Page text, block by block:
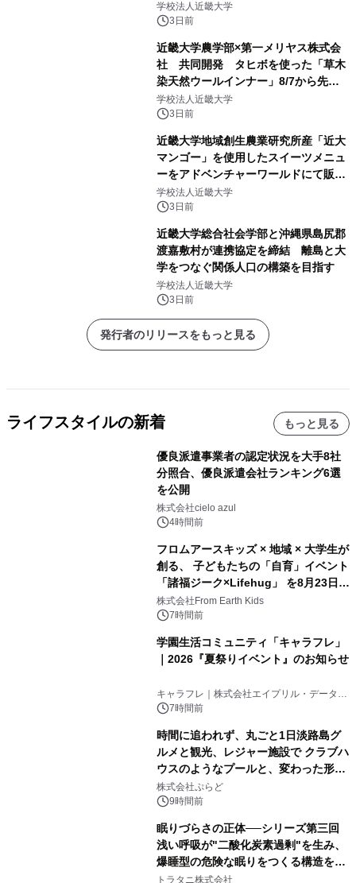
学校法人近畿大学
3日前
近畿大学農学部×第一メリヤス株式会
社 共同開発 タヒボを使った「草木
染天然ウールインナー」8/7から先行
販売
学校法人近畿大学
3日前
近畿大学地域創生農業研究所産「近大
マンゴー」を使用したスイーツメニュ
ーをアドベンチャーワールドにて販売
します パークでしか味わえない期間
限定スイーツを楽しんで♪
学校法人近畿大学
3日前
近畿大学総合社会学部と沖縄県島尻郡
渡嘉敷村が連携協定を締結 離島と大
学をつなぐ関係人口の構築を目指す
学校法人近畿大学
3日前
発行者のリリースをもっと見る
ライフスタイルの新着 もっと見る
優良派遣事業者の認定状況を大手8社
分照合、優良派遣会社ランキング6選
を公開
株式会社cielo azul
4時間前
フロムアースキッズ × 地域 × 大学生が
創る、 子どもたちの「自育」イベント
「諸福ジーク×Lifehug」 を8月23日
(日)開催
株式会社From Earth Kids
7時間前
学園生活コミュニティ「キャラフレ」
｜2026『夏祭りイベント』のお知らせ
キャラフレ｜株式会社エイプリル・データ・
デザインズ
7時間前
時間に追われず、丸ごと1日淡路島グ
ルメと観光、レジャー施設で クラブハ
ウスのようなプールと、変わった形の
サウナも 「THE BOXY AWAJI」のお
得な素泊まり連泊プランで
株式会社ぷらど
9時間前
眠りづらさの正体──シリーズ第三回
浅い呼吸が"二酸化炭素過剰"を生み、
爆睡型の危険な眠りをつくる構造を解
説
トラタニ株式会社